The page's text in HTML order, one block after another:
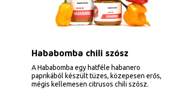
Hababomba chili szósz
A Hababomba egy hatféle habanero
paprikából készült tüzes, közepesen erős,
mégis kellemesen citrusos chili szósz.